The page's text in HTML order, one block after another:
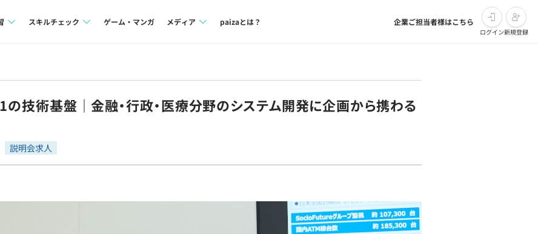
4択課題
ファレンス
スキルチェック
評価結果一覧
ゲーム・マンガ メディア
note
paizaとは？ 企業ご担当者様はこちら
ログイン新規登録
技術基盤｜金融・行政・医療分野のシステム開発に企画から携わる
説明会求人